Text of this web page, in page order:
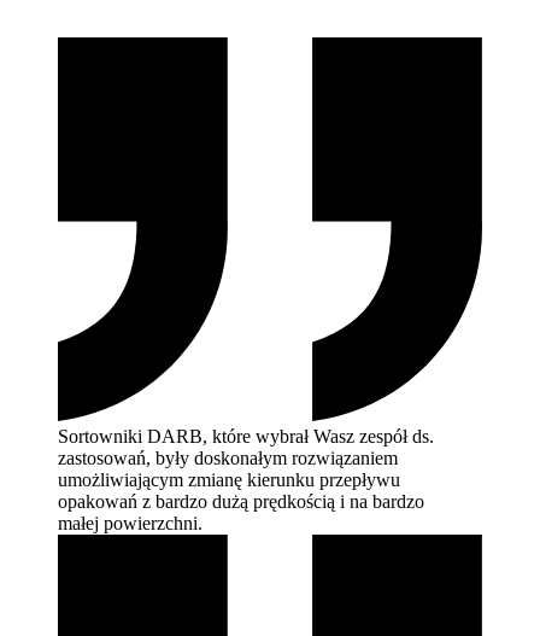
Sortowniki DARB, które wybrał Wasz zespół ds.
zastosowań, były doskonałym rozwiązaniem
umożliwiającym zmianę kierunku przepływu
opakowań z bardzo dużą prędkością i na bardzo
małej powierzchni.